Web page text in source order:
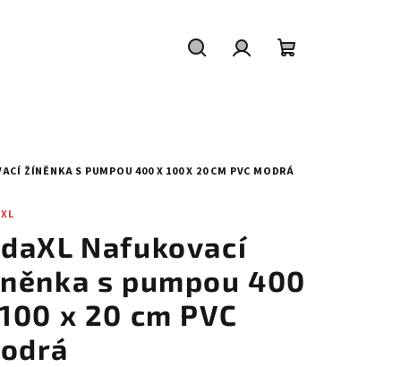
ŽÍNĚNKA S PUMPOU 400 X 100 X 20 CM PVC MODRÁ
Nafukovací
s pumpou 400
x 20 cm PVC